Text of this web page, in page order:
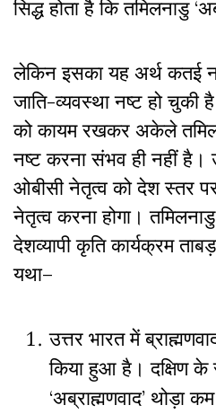
सिद्ध होता है कि तमिलनाडु
लेकिन इसका यह अर्थ कतई
जाति-व्यवस्था नष्ट हो चुकी
को कायम रखकर अकेले
नष्ट करना संभव ही नहीं
ओबीसी नेतृत्व को देश स्तर
नेतृत्व करना होगा।
देशव्यापी कृति कार्यक्रम
यथा–
उत्तर भारत में
किया हुआ है। दक्षिण के
‘अब्राह्मणवाद’ थोड़ा